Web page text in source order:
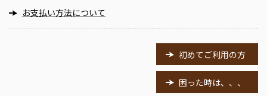
お支払い方法について
初めてご利用の方
困った時は、、、